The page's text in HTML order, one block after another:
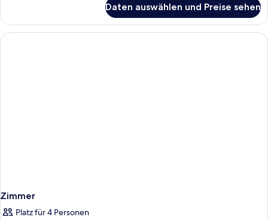
Suite
Deluxe
3
Daten auswählen und Preise sehen
Zimmer
Platz für 4 Personen